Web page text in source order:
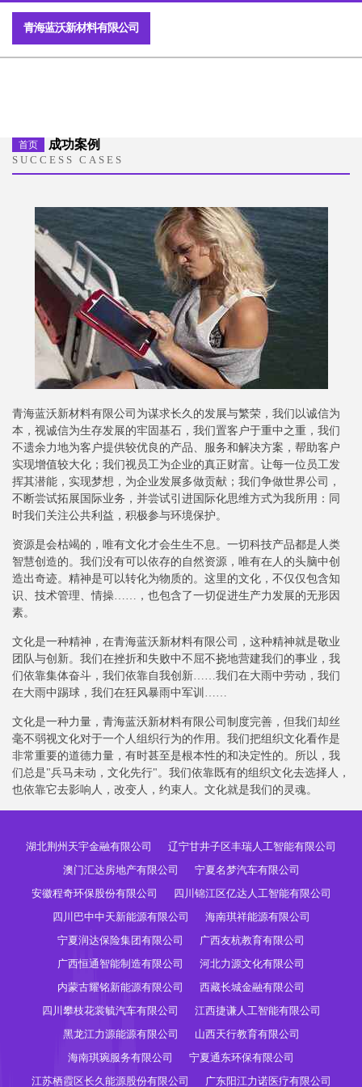
青海蓝沃新材料有限公司
首页 成功案例
SUCCESS CASES
青海蓝沃新材料有限公司为谋求长久的发展与繁荣，我们以诚信为
本，视诚信为生存发展的牢固基石，我们置客户于重中之重，我们
不遗余力地为客户提供较优良的产品、服务和解决方案，帮助客户
实现增值较大化；我们视员工为企业的真正财富。让每一位员工发
挥其潜能，实现梦想，为企业发展多做贡献；我们争做世界公司，
不断尝试拓展国际业务，并尝试引进国际化思维方式为我所用：同
时我们关注公共利益，积极参与环境保护。
资源是会枯竭的，唯有文化才会生生不息。一切科技产品都是人类
智慧创造的。我们没有可以依存的自然资源，唯有在人的头脑中创
造出奇迹。精神是可以转化为物质的。这里的文化，不仅仅包含知
识、技术管理、情操……，也包含了一切促进生产力发展的无形因
素。
文化是一种精神，在青海蓝沃新材料有限公司，这种精神就是敬业
团队与创新。我们在挫折和失败中不屈不挠地营建我们的事业，我
们依靠集体奋斗，我们依靠自我创新……我们在大雨中劳动，我们
在大雨中踢球，我们在狂风暴雨中军训……
文化是一种力量，青海蓝沃新材料有限公司制度完善，但我们却丝
毫不弱视文化对于一个人组织行为的作用。我们把组织文化看作是
非常重要的道德力量，有时甚至是根本性的和决定性的。所以，我
们总是"兵马未动，文化先行"。我们依靠既有的组织文化去选择人，
也依靠它去影响人，改变人，约束人。文化就是我们的灵魂。
湖北荆州天宇金融有限公司
辽宁甘井子区丰瑞人工智能有限公司
澳门汇达房地产有限公司
宁夏名梦汽车有限公司
安徽程奇环保股份有限公司
四川锦江区亿达人工智能有限公司
四川巴中中天新能源有限公司
海南琪祥能源有限公司
宁夏润达保险集团有限公司
广西友杭教育有限公司
广西恒通智能制造有限公司
河北力源文化有限公司
内蒙古耀铭新能源有限公司
西藏长城金融有限公司
四川攀枝花裳毓汽车有限公司
江西捷谦人工智能有限公司
黑龙江力源能源有限公司
山西天行教育有限公司
海南琪琬服务有限公司
宁夏通东环保有限公司
江苏栖霞区长久能源股份有限公司
广东阳江力诺医疗有限公司